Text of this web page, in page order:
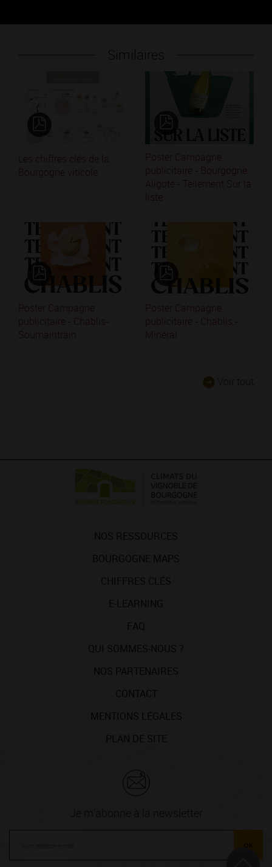
Similaires
Les chiffres clés de la
Bourgogne viticole
Poster Campagne
publicitaire - Bourgogne
Aligoté - Tellement Sur la
liste
Poster Campagne
publicitaire - Chablis-
Soumaintrain
Poster Campagne
publicitaire - Chablis -
Minéral
ok